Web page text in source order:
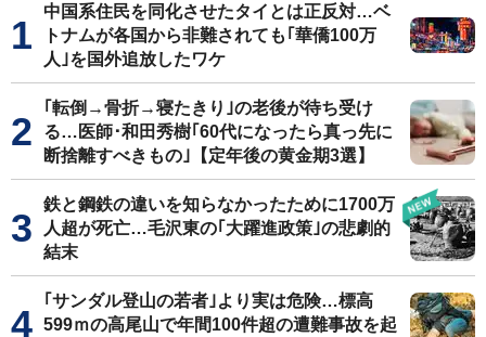
中国系住民を同化させたタイとは正反対…ベ
トナムが各国から非難されても｢華僑100万
人｣を国外追放したワケ
｢転倒→骨折→寝たきり｣の老後が待ち受け
る…医師･和田秀樹｢60代になったら真っ先に
断捨離すべきもの｣【定年後の黄金期3選】
鉄と鋼鉄の違いを知らなかったために1700万
人超が死亡…毛沢東の｢大躍進政策｣の悲劇的
結末
｢サンダル登山の若者｣より実は危険…標高
599ｍの高尾山で年間100件超の遭難事故を起